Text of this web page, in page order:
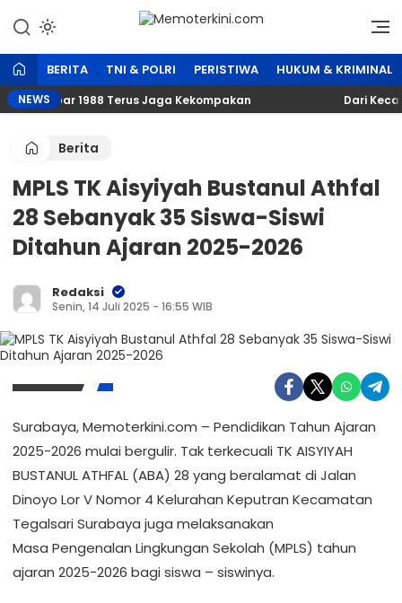
konten
BERITA TNI & POLRI PERISTIWA HUKUM & KRIMINAL
NEWS
Papar 1988 Terus Jaga Kekompakan ‎Dari
Berita
MPLS TK Aisyiyah Bustanul Athfal
28 Sebanyak 35 Siswa-Siswi
Ditahun Ajaran 2025-2026
Redaksi
Senin, 14 Juli 2025 - 16:55 WIB
Surabaya, Memoterkini.com – Pendidikan Tahun Ajaran
2025-2026 mulai bergulir. Tak terkecuali TK AISYIYAH
BUSTANUL ATHFAL (ABA) 28 yang beralamat di Jalan
Dinoyo Lor V Nomor 4 Kelurahan Keputran Kecamatan
Tegalsari Surabaya juga melaksanakan
Masa Pengenalan Lingkungan Sekolah (MPLS) tahun
ajaran 2025-2026 bagi siswa – siswinya.